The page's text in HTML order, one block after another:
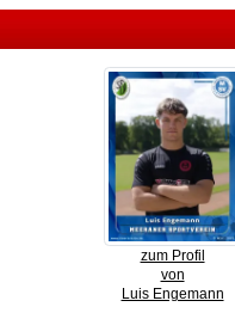
zum Profil
von
Luis Engemann